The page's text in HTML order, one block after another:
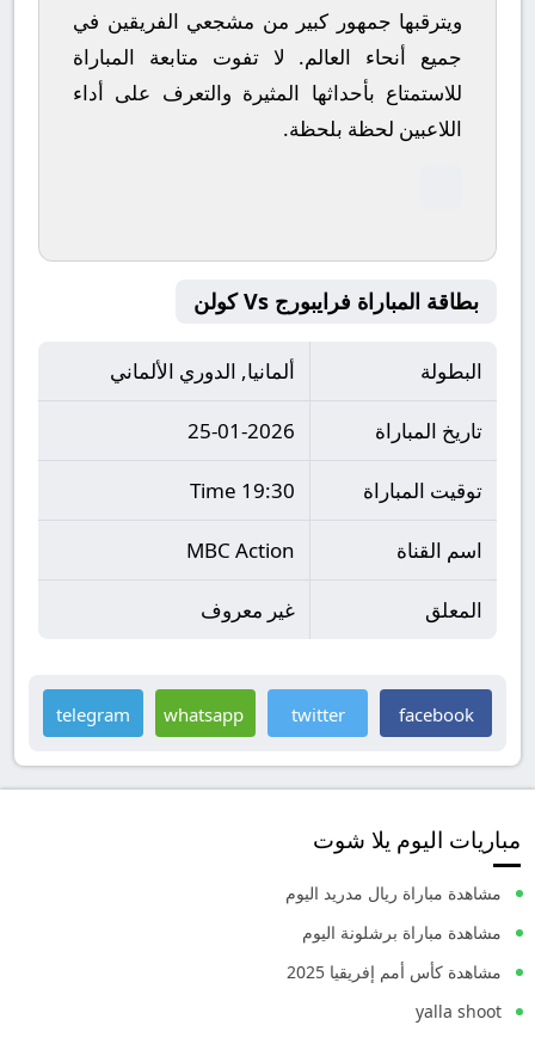
ويترقبها جمهور كبير من مشجعي الفريقين في
جميع أنحاء العالم.
لا تفوت متابعة المباراة
للاستمتاع بأحداثها المثيرة والتعرف على أداء
اللاعبين لحظة بلحظة.
بطاقة المباراة فرايبورج Vs كولن
البطولة ألمانيا, الدوري الألماني
تاريخ المباراة 25-01-2026
توقيت المباراة 19:30 Time
اسم القناة MBC Action
المعلق غير معروف
facebook
twitter
whatsapp
telegram
مباريات اليوم يلا شوت
مشاهدة مباراة ريال مدريد اليوم
مشاهدة مباراة برشلونة اليوم
مشاهدة كأس أمم إفريقيا 2025
yalla shoot